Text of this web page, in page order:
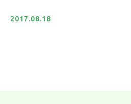
2017.08.18